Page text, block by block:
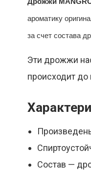
ароматику
за счет состава
Эти дрожжи
происходит до
Состав —